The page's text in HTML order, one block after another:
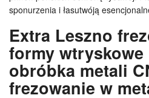
sponurzenia i łasutwóją
Extra Leszno
formy wtryskowe
obróbka metali
frezowanie w